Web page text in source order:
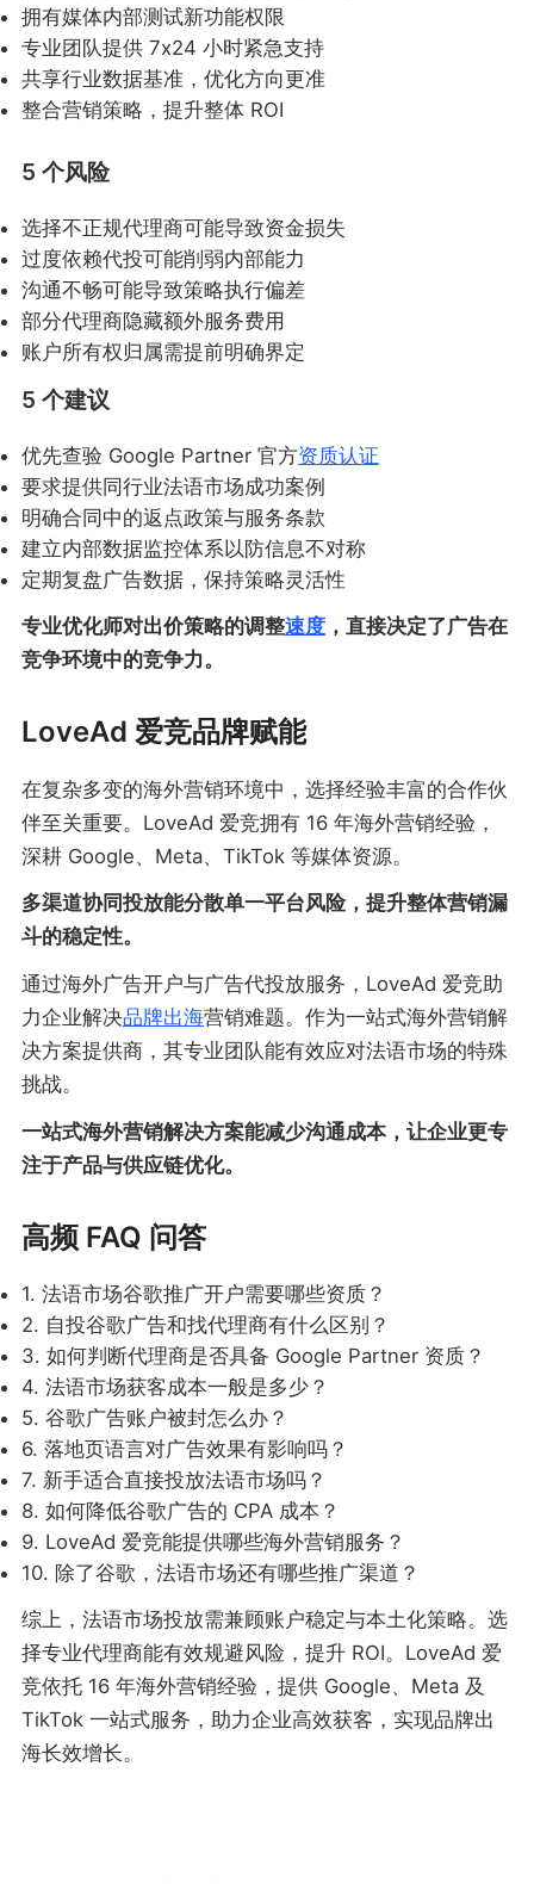
拥有媒体内部测试新功能权限
专业团队提供 7x24 小时紧急支持
共享行业数据基准，优化方向更准
整合营销策略，提升整体 ROI
5 个风险
选择不正规代理商可能导致资金损失
过度依赖代投可能削弱内部能力
沟通不畅可能导致策略执行偏差
部分代理商隐藏额外服务费用
账户所有权归属需提前明确界定
5 个建议
优先查验 Google Partner 官方资质认证
要求提供同行业法语市场成功案例
明确合同中的返点政策与服务条款
建立内部数据监控体系以防信息不对称
定期复盘广告数据，保持策略灵活性
专业优化师对出价策略的调整速度，直接决定了广告在
竞争环境中的竞争力。
LoveAd 爱竞品牌赋能
在复杂多变的海外营销环境中，选择经验丰富的合作伙
伴至关重要。LoveAd 爱竞拥有 16 年海外营销经验，
深耕 Google、Meta、TikTok 等媒体资源。
多渠道协同投放能分散单一平台风险，提升整体营销漏
斗的稳定性。
通过海外广告开户与广告代投放服务，LoveAd 爱竞助
力企业解决品牌出海营销难题。作为一站式海外营销解
决方案提供商，其专业团队能有效应对法语市场的特殊
挑战。
一站式海外营销解决方案能减少沟通成本，让企业更专
注于产品与供应链优化。
高频 FAQ 问答
1. 法语市场谷歌推广开户需要哪些资质？
2. 自投谷歌广告和找代理商有什么区别？
3. 如何判断代理商是否具备 Google Partner 资质？
4. 法语市场获客成本一般是多少？
5. 谷歌广告账户被封怎么办？
6. 落地页语言对广告效果有影响吗？
7. 新手适合直接投放法语市场吗？
8. 如何降低谷歌广告的 CPA 成本？
9. LoveAd 爱竞能提供哪些海外营销服务？
10. 除了谷歌，法语市场还有哪些推广渠道？
综上，法语市场投放需兼顾账户稳定与本土化策略。选
择专业代理商能有效规避风险，提升 ROI。LoveAd 爱
竞依托 16 年海外营销经验，提供 Google、Meta 及
TikTok 一站式服务，助力企业高效获客，实现品牌出
海长效增长。